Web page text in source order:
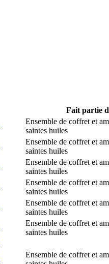
Fait partie
Ensemble de coffret et
saintes huiles
Ensemble de coffret et
saintes huiles
Ensemble de coffret et
saintes huiles
Ensemble de coffret et
saintes huiles
Ensemble de coffret et
saintes huiles
Ensemble de coffret et
saintes huiles
Ensemble de coffret et